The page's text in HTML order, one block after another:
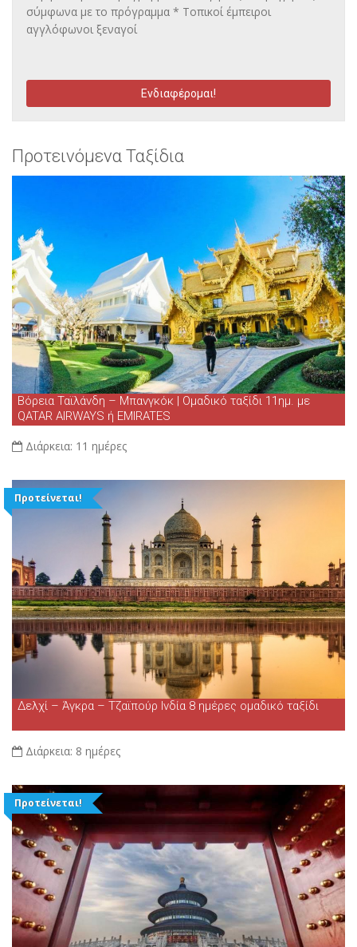
σύμφωνα με το πρόγραμμα * Τοπικοί έμπειροι
αγγλόφωνοι ξεναγοί
Ενδιαφέρομαι!
Προτεινόμενα Ταξίδια
Βόρεια Ταϊλάνδη – Μπανγκόκ | Ομαδικό ταξίδι 11ημ. με
QATAR AIRWAYS ή EMIRATES
Διάρκεια: 11 ημέρες
Προτείνεται!
Δελχί – Άγκρα – Τζαϊπούρ Ινδία 8 ημέρες ομαδικό ταξίδι
Διάρκεια: 8 ημέρες
Προτείνεται!